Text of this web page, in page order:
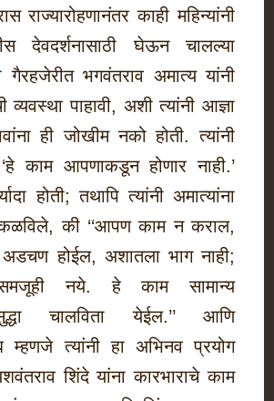
राज्यारोहणानंतर काही महिन्यांनी
देवदर्शनासाठी घेऊन चालल्या
गैरहजेरीत भगवंतराव अमात्य यांनी
व्यवस्था पाहावी, अशी त्यांनी आज्ञा
ही जोखीम नको होती. त्यांनी
काम आपणाकडून होणार नाही.’
होती; तथापि त्यांनी अमात्यांना
कळविले, की ‘‘आपण काम न कराल,
होईल, अशातला भाग नाही;
नये. हे काम सामान्य
चालविता येईल.’’ आणि
म्हणजे त्यांनी हा अभिनव प्रयोग
शिंदे यांना कारभाराचे काम